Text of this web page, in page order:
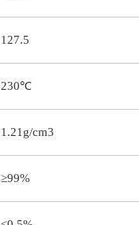
127.5
230℃
1.21g/cm3
≥99%